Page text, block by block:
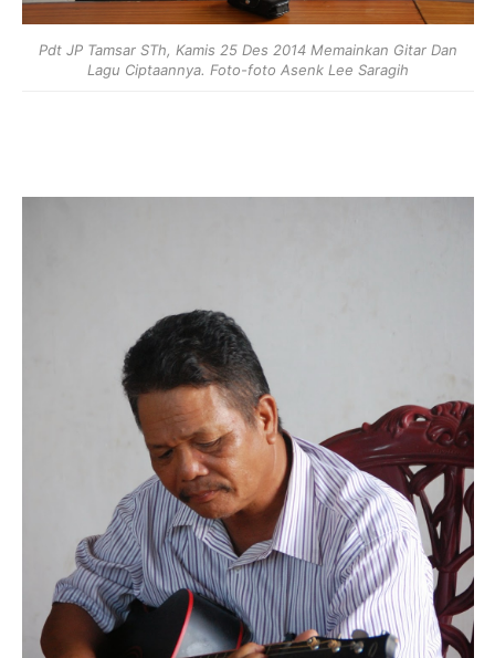
Pdt JP Tamsar STh, Kamis 25 Des 2014 Memainkan Gitar Dan
Lagu Ciptaannya. Foto-foto Asenk Lee Saragih